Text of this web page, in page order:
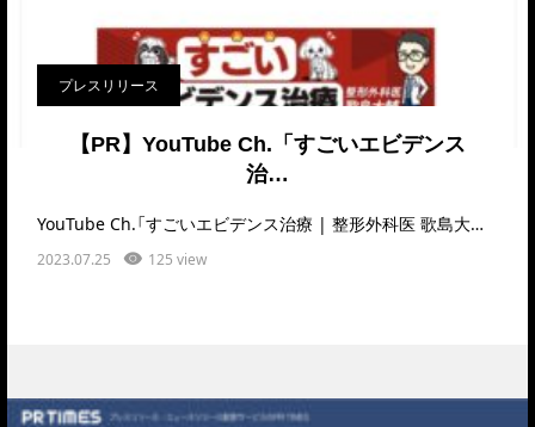
プレスリリース
【PR】YouTube Ch.「すごいエビデンス
治…
YouTube Ch.「すごいエビデンス治療 | 整形外科医 歌島大輔」登録者15万人突破という…
2023.07.25 125 view